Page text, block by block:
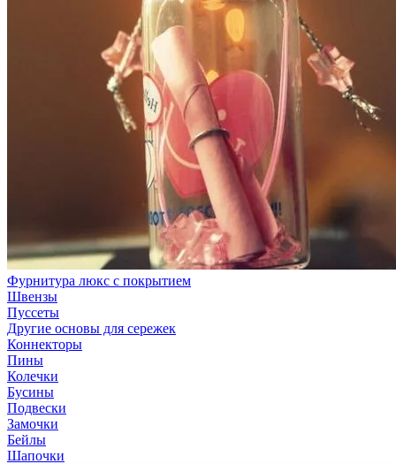
Фурнитура люкс с покрытием
Швензы
Пуссеты
Другие основы для сережек
Коннекторы
Пины
Колечки
Бусины
Подвески
Замочки
Бейлы
Шапочки